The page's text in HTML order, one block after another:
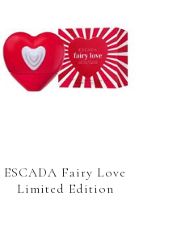
ESCADA Fairy Love
Limited Edition